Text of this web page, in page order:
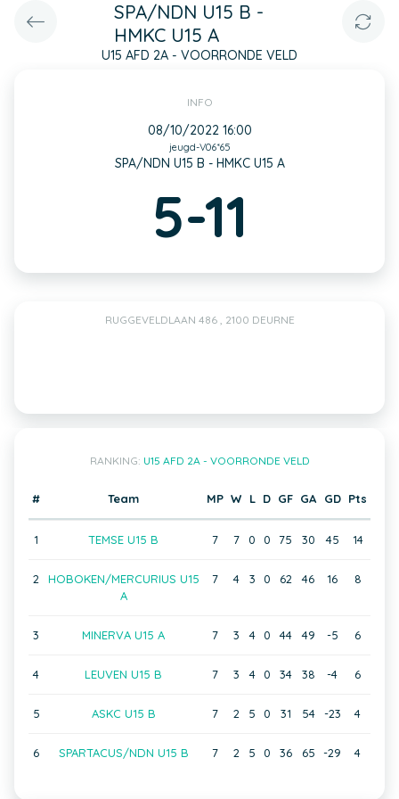
SPA/NDN U15 B -
HMKC U15 A
U15 AFD 2A - VOORRONDE VELD
INFO
08/10/2022 16:00
jeugd-V06*65
SPA/NDN U15 B - HMKC U15 A
5-11
RUGGEVELDLAAN 486 , 2100 DEURNE
RANKING: U15 AFD 2A - VOORRONDE VELD
# Team MP W L D GF GA GD Pts
1 TEMSE U15 B 7 7 0 0 75 30 45 14
2
HOBOKEN/MERCURIUS U15
A
7 4 3 0 62 46 16 8
3 MINERVA U15 A 7 3 4 0 44 49 -5 6
4 LEUVEN U15 B 7 3 4 0 34 38 -4 6
5 ASKC U15 B 7 2 5 0 31 54 -23 4
6 SPARTACUS/NDN U15 B 7 2 5 0 36 65 -29 4